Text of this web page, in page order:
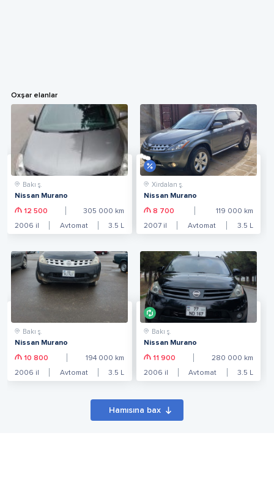
Oxşar elanlar
Bakı ş.
Nissan Murano
12 500 305 000 km
2006 il Avtomat 3.5 L
Xirdalan ş.
Nissan Murano
8 700 119 000 km
2007il Avtomat 3.5 L
Bakı ş.
Nissan Murano
10 800 194 000 km
2006 il Avtomat 3.5 L
Bakı ş.
Nissan Murano
11 900 280 000 km
2006 il Avtomat 3.5 L
Hamısına bax